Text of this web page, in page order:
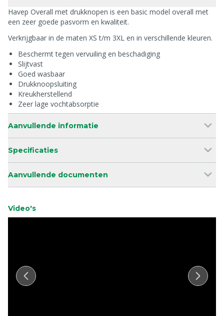
Havep Overall met drukknopen is een basic model overall met
een zeer goede pasvorm en kwaliteit.
Verkrijgbaar in de maten XS t/m 3XL en in verschillende kleuren.
Beschermt tegen vervuiling en beschadiging
Slijtvast
Goed wasbaar
Drukknoopsluiting
Kreukherstellend
Zeer lage vochtabsorptie
Aanvullende informatie
Specificaties
Aanvullende documenten
Video's